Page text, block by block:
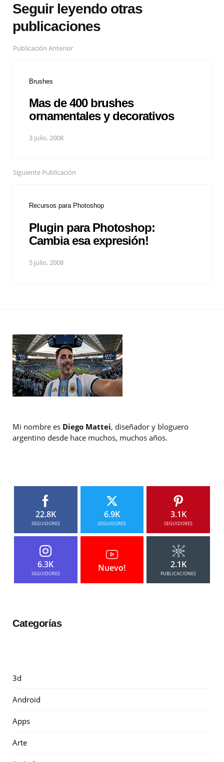
Seguir leyendo otras
publicaciones
Publicación Anterior
Brushes
Mas de 400 brushes
ornamentales y decorativos
3 julio, 2008
Siguiente Publicación
Recursos para Photoshop
Plugin para Photoshop:
Cambia esa expresión!
5 julio, 2008
Mi nombre es Diego Mattei, diseñador y bloguero
argentino desde hace muchos, muchos años.
22.8K
SEGUIDORES
6.9K
SEGUIDORES
3.1K
SEGUIDORES
6.3K
SEGUIDORES
Nuevo! 2.1K
PUBLICACIONES
Categorías
3d
Android
Apps
Arte